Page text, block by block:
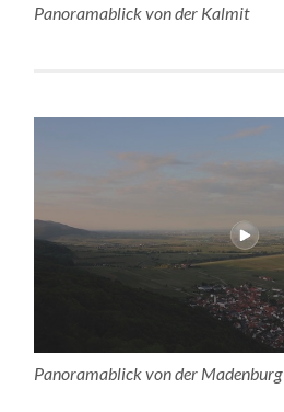
Panoramablick von der Kalmit
Panoramablick von der Madenburg